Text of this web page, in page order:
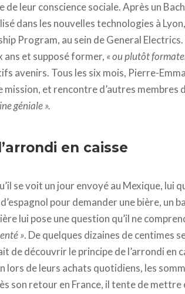
de leur conscience sociale. Après un
dans les nouvelles technologies à
Program, au sein de General
ans et supposé former, « ou plutôt
avenirs. Tous les six mois, Pierre-
mission, et rencontre d’autres
géniale ».
en caisse
se voit un jour envoyé au Mexique, lui
pour demander une bière, un
lui pose une question qu’il ne
». De quelques dizaines de centimes
de découvrir le principe de l’arrondi en
lors de leurs achats quotidiens, les
son retour en France, il tente de